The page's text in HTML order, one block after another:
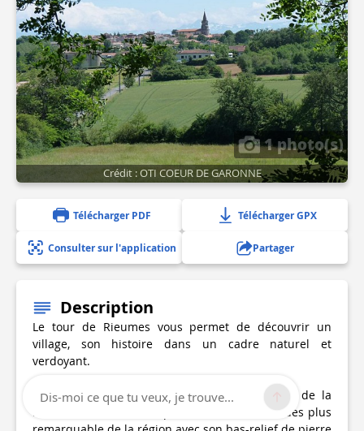
1 photo(s)
Crédit : OTI COEUR DE GARONNE
Télécharger PDF Télécharger GPX
Consulter sur l'application Partager
Description
Le tour de Rieumes vous permet de découvrir un
village, son histoire dans un cadre naturel et
verdoyant.
Le château d'eau du village, point de départ de la
randonnée, est un des plus ancien (1896) et des plus
Dis-moi ce que tu veux, je trouve...